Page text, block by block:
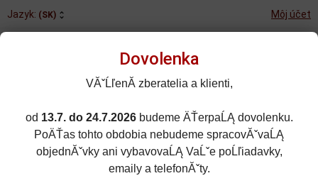
Jazyk: (SK) Môj účet
kusov
Rozšírené vyhľadávanie
Porovnané (0)
Obľúbené (0)
Dovolenka
VĂˇĹľenĂ­ zberatelia a klienti,
od 13.7. do 24.7.2026budeme ÄŤerpaĹĄ dovolenku.
PoÄŤas tohto obdobia nebudeme spracovĂˇvaĹĄ
objednĂˇvky ani vybavovaĹĄ VaĹˇe poĹľiadavky,
emaily a telefonĂˇty.